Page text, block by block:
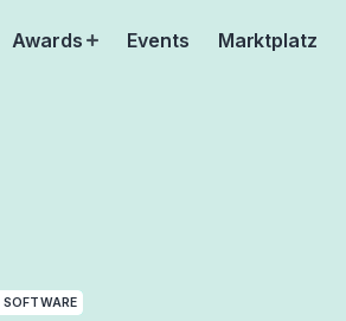
Awards OpenEvents Marktplatz
SOFTWARE